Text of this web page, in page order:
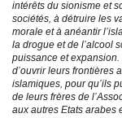
intérêts du sionisme et
sociétés, à détruire les
morale et à anéantir
la drogue et de l’alcool
puissance et expansion.
d’ouvrir leurs frontières
islamiques, pour qu’ils
de leurs frères de
aux autres Etats arabes